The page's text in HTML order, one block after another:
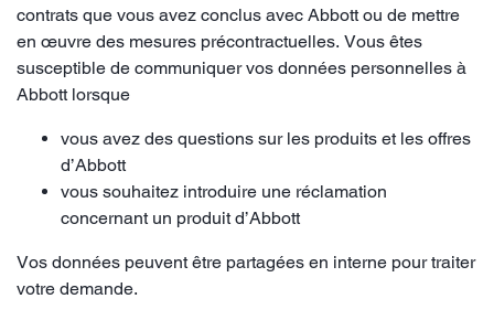
contrats que vous avez conclus avec Abbott ou de mettre
en œuvre des mesures précontractuelles. Vous êtes
susceptible de communiquer vos données personnelles à
Abbott lorsque
vous avez des questions sur les produits et les offres
d’Abbott
vous souhaitez introduire une réclamation
concernant un produit d’Abbott
Vos données peuvent être partagées en interne pour traiter
votre demande.